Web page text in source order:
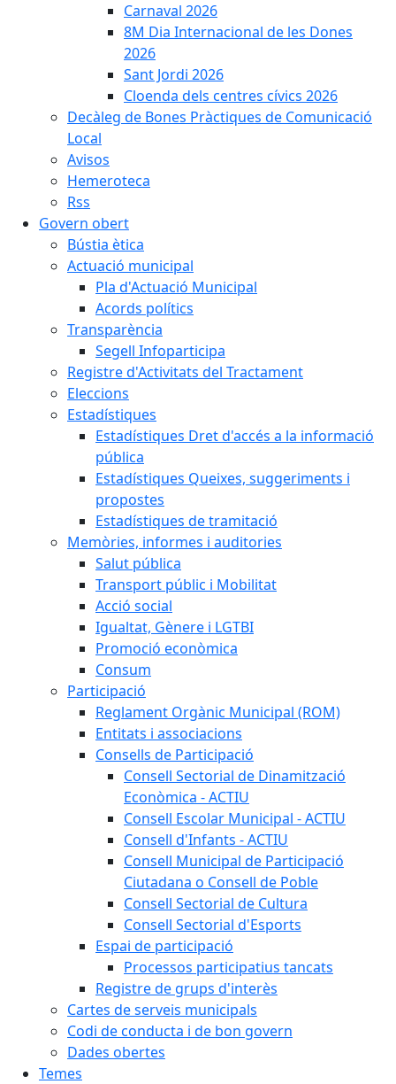
Carnaval 2026
8M Dia Internacional de les Dones
2026
Sant Jordi 2026
Cloenda dels centres cívics 2026
Decàleg de Bones Pràctiques de Comunicació
Local
Avisos
Hemeroteca
Rss
Govern obert
Bústia ètica
Actuació municipal
Pla d'Actuació Municipal
Acords polítics
Transparència
Segell Infoparticipa
Registre d'Activitats del Tractament
Eleccions
Estadístiques
Estadístiques Dret d'accés a la informació
pública
Estadístiques Queixes, suggeriments i
propostes
Estadístiques de tramitació
Memòries, informes i auditories
Salut pública
Transport públic i Mobilitat
Acció social
Igualtat, Gènere i LGTBI
Promoció econòmica
Consum
Participació
Reglament Orgànic Municipal (ROM)
Entitats i associacions
Consells de Participació
Consell Sectorial de Dinamització
Econòmica - ACTIU
Consell Escolar Municipal - ACTIU
Consell d'Infants - ACTIU
Consell Municipal de Participació
Ciutadana o Consell de Poble
Consell Sectorial de Cultura
Consell Sectorial d'Esports
Espai de participació
Processos participatius tancats
Registre de grups d'interès
Cartes de serveis municipals
Codi de conducta i de bon govern
Dades obertes
Temes